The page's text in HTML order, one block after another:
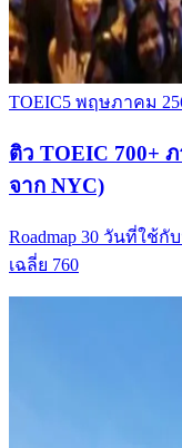
TOEIC5 พฤษภาคม
ติว TOEIC 700+
จาก NYC)
Roadmap 30 วันที่ใช้
เฉลี่ย 760